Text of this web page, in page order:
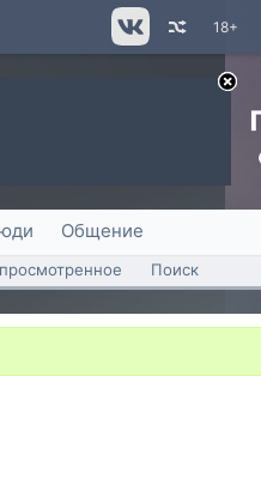
18+
Общение
Поиск